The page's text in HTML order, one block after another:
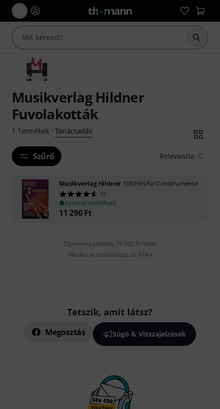
Musikverlag Hildner
Fuvolakották
1 Termékek· Tanácsadás
Szűrő Relevancia
Musikverlag Hildner 100 Hits für C-Instrumente
15
Azonnal szállítható
11 290 Ft
Díjmentes szállítás 79 000 Ft fölött
Minden ár tartalmazza az ÁFÁ-t
Tetszik, amit látsz?
Megosztás Súgó & Visszajelzések